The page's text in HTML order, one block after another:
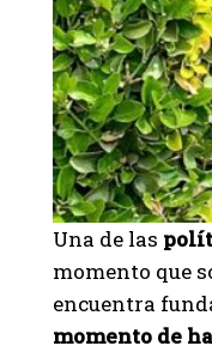
Una de las
momento que
encuentra
momento de